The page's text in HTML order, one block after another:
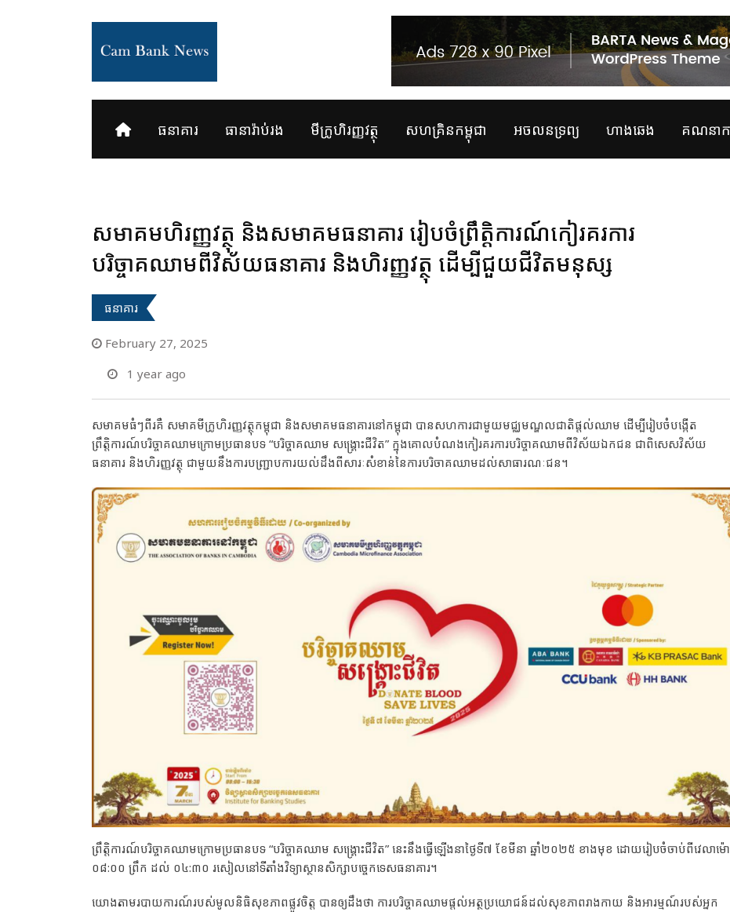
ធនាគារ ធានារ៉ាប់រង មីក្រូហិរញ្ញវត្ថុ សហគ្រិនកម្ពុជា អចលនទ្រព្យ ហាងឆេង គណនាក
សមាគមហិរញ្ញវត្ថុ និងសមាគមធនាគារ រៀបចំព្រឹត្តិការណ៍កៀរគរការ
បរិច្ចាគឈាមពីវិស័យធនាគារ និងហិរញ្ញវត្ថុ ដើម្បីជួយជីវិតមនុស្ស
ធនាគារ
February 27, 2025
1 year ago
សមាគមធំៗពីរគឺ សមាគមីក្រូហិរញ្ញវត្ថុកម្ពុជា និងសមាគមធនាគារនៅកម្ពុជា បានសហការជាមួយមជ្ឈមណ្ឌលជាតិផ្តល់ឈាម ដើម្បីរៀបចំបង្កើត
ព្រឹត្តិការណ៍បរិច្ចាគឈាមក្រោមប្រធានបទ “បរិច្ចាគឈាម សង្គ្រោះជីវិត” ក្នុងគោលបំណងកៀរគរការបរិច្ចាគឈាមពីវិស័យឯកជន ជាពិសេសវិស័យ
ធនាគារ និងហិរញ្ញវត្ថុ ជាមួយនឹងការបញ្ជ្រាបការយល់ដឹងពីសារៈសំខាន់នៃការបរិចាគឈាមដល់សាធារណៈជន។
ព្រឹត្តិការណ៍បរិច្ចាគឈាមក្រោមប្រធានបទ “បរិច្ចាគឈាម សង្គ្រោះជីវិត” នេះនឹងធ្វើឡើងនាថ្ងៃទី៧ ខែមីនា ឆ្នាំ២០២៥ ខាងមុខ ដោយរៀបចំចាប់ពីវេលាម៉
០៨:០០ ព្រឹក ដល់ ០៤:៣០ រសៀលនៅទីតាំងវិទ្យាស្ថានសិក្សាបច្ចេកទេសធនាគារ។
យោងតាមរបាយការណ៍របស់មូលនិធិសុខភាពផ្លូវចិត្ត បានឲ្យដឹងថា ការបរិច្ចាគឈាមផ្តល់អត្ថប្រយោជន៍ដល់សុខភាពរាងកាយ និងអារម្មណ៍របស់អ្នក